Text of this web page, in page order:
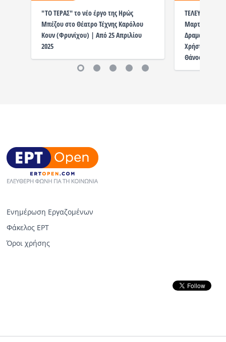
"ΤΟ ΤΕΡΑΣ" το νέο έργο της Ηρώς
Μπέζου στο Θέατρο Τέχνης Καρόλου
Κουν (Φρυνίχου) | Από 25 Απριλίου
2025
ΤΕΛΕΥΤΑΙΕΣ
Μαρτίου | ΟΙ
Χρήστος
Θάνος | Στο
Ενημέρωση Εργαζομένων
Φάκελος ΕΡΤ
Όροι χρήσης